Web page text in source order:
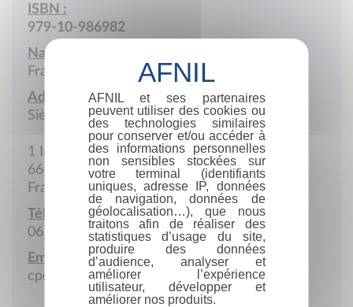
ISBN :
979-10-986982
Nationalité :
France
Adresse :
Siège social
1 Impasse Rond-Point de la Libération
66650 Banyuls-sur-Mer
France
Téléphone portable :
06 81 02 26 93
Email :
cpcv66650@gmail.com
AFNIL et ses partenaires
peuvent utiliser des cookies ou
des technologies similaires
pour conserver et/ou accéder à
des informations personnelles
non sensibles stockées sur
votre terminal (identifiants
uniques, adresse IP, données
de navigation, données de
géolocalisation…), que nous
traitons afin de réaliser des
statistiques d’usage du site,
produire des données
d’audience, analyser et
améliorer l’expérience
utilisateur, développer et
améliorer nos produits.